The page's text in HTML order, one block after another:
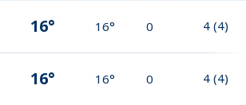
16° 16° 0 4 (4)
16° 16° 0 4 (4)